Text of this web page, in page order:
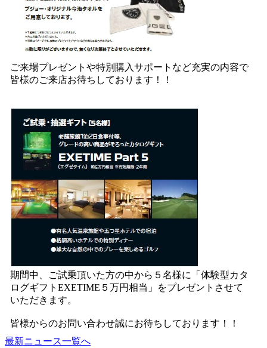
ご来場プレゼントや特別購入サポートなど充実の内容で
皆様のご来店お待ちしております！！
期間中、ご試乗頂いた方の中から５名様に「体験型カタ
ログギフトEXETIME５万円相当」をプレゼントさせて
いただきます。
皆様からのお問い合わせ誠にお待ちしております！！
最新ニュース一覧へ